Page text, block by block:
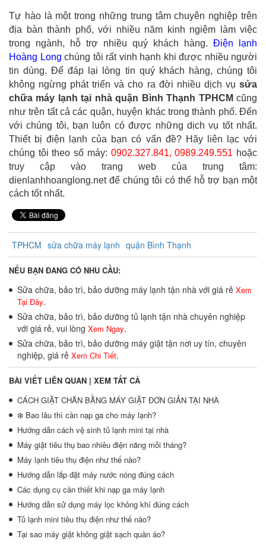
Tự hào là một trong những trung tâm chuyên nghiệp trên
địa bàn thành phố, với nhiều năm kinh ngiệm làm việc
trong ngành, hỗ trợ nhiều quý khách hàng. Điện lạnh
Hoàng Long chúng tôi rất vinh hạnh khi được nhiều người
tin dùng. Để đáp lại lòng tin quý khách hàng, chúng tôi
không ngừng phát triển và cho ra đời nhiều dịch vụ sửa
chữa máy lạnh tại nhà quận Bình Thạnh TPHCM cũng
như trên tất cả các quận, huyện khác trong thành phố. Đến
với chúng tôi, bạn luôn có được những dịch vụ tốt nhất.
Thiết bị điện lạnh của bạn có vấn đề? Hãy liên lạc với
chúng tôi theo số máy: 0902.327.841, 0989.249.551 hoặc
truy cập vào trang web của trung tâm:
dienlanhhoanglong.net để chúng tôi có thể hỗ trợ bạn một
cách tốt nhất.
TPHCM sửa chữa máy lạnh quận Bình Thạnh
NẾU BẠN ĐANG CÓ NHU CẦU:
Sửa chữa, bảo trì, bảo dưỡng máy lạnh tận nhà với giá rẻ Xem
Tại Đây.
Sửa chữa, bảo trì, bảo dưỡng tủ lạnh tận nhà chuyên nghiệp
với giá rẻ, vui lòng Xem Ngay.
Sửa chữa, bảo trì, bảo dưỡng máy giặt tận nơi uy tín, chuyên
nghiệp, giá rẻ Xem Chi Tiết.
BÀI VIẾT LIÊN QUAN | XEM TẤT CẢ
CÁCH GIẶT CHĂN BẰNG MÁY GIẶT ĐƠN GIẢN TẠI NHÀ
❄️ Bao lâu thì cần nạp ga cho máy lạnh?
Hướng dẫn cách vệ sinh tủ lạnh mini tại nhà
Máy giặt tiêu thụ bao nhiêu điện năng mỗi tháng?
Máy lạnh tiêu thụ điện như thế nào?
Hướng dẫn lắp đặt máy nước nóng đúng cách
Các dụng cụ cần thiết khi nạp ga máy lạnh
Hướng dẫn sử dụng máy lọc không khí đúng cách
Tủ lạnh mini tiêu thụ điện như thế nào?
Tại sao máy giặt không giặt sạch quần áo?